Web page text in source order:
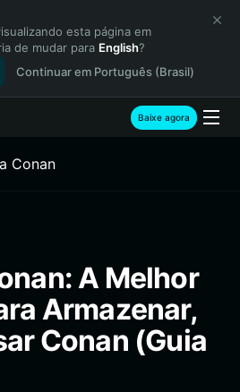
esta página em
de mudar para English?
Continuar em Português (Brasil)
Baixe agora
Conan
A Melhor
Armazenar,
Conan (Guia